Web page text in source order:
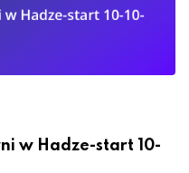
w Hadze-start 10-